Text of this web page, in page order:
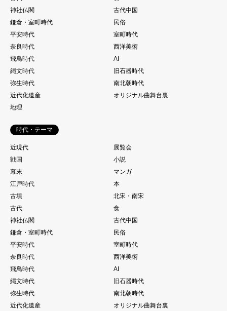
神社仏閣
古代中国
鎌倉・室町時代
民俗
平安時代
室町時代
奈良時代
西洋美術
飛鳥時代
AI
縄文時代
旧石器時代
弥生時代
南北朝時代
近代化遺産
オリジナル曲舞台裏
地理
時代・テーマ
近現代
展覧会
戦国
小説
幕末
マンガ
江戸時代
本
古墳
北宋・南宋
古代
食
神社仏閣
古代中国
鎌倉・室町時代
民俗
平安時代
室町時代
奈良時代
西洋美術
飛鳥時代
AI
縄文時代
旧石器時代
弥生時代
南北朝時代
近代化遺産
オリジナル曲舞台裏